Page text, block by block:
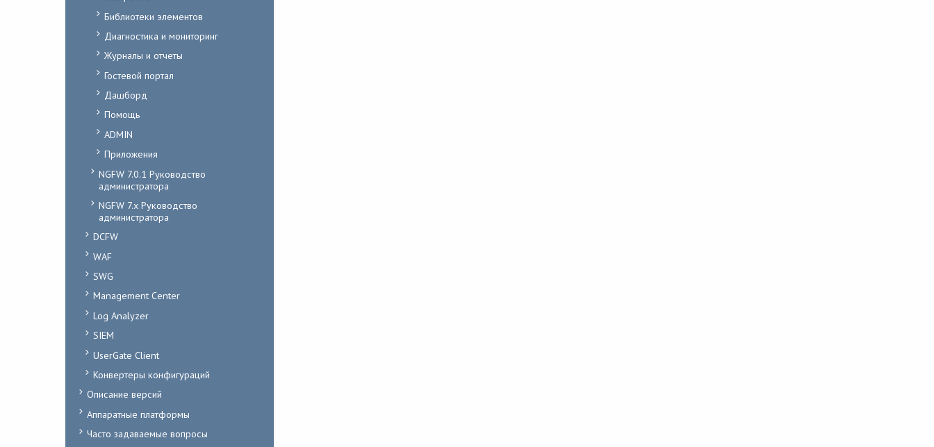
Библиотеки элементов
Диагностика и мониторинг
Журналы и отчеты
Гостевой портал
Дашборд
Помощь
ADMIN
Приложения
NGFW 7.0.1 Руководство
администратора
NGFW 7.x Руководство
администратора
DCFW
WAF
SWG
Management Center
Log Analyzer
SIEM
UserGate Client
Конвертеры конфигураций
Описание версий
Аппаратные платформы
Часто задаваемые вопросы